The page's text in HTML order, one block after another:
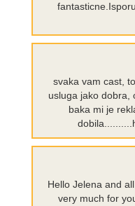
svaka vam cast,
usluga jako dobra,
baka mi je
Hello Jelena and
very much for